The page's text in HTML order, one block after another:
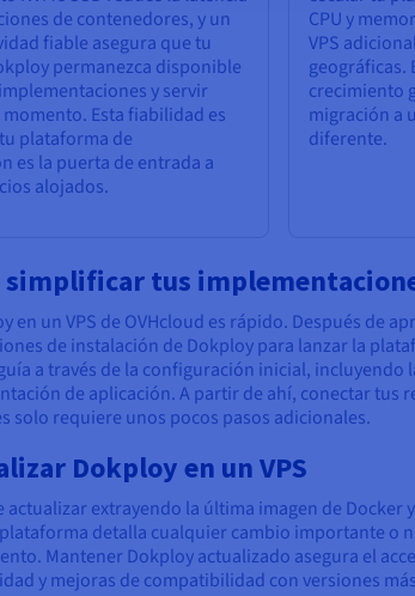
de contenedores, y un
fiable asegura que tu
permanezca disponible
y servir
Esta fiabilidad es
plataforma de
es la puerta de entrada a
alojados.
CPU y
VPS
geográficas.
crecimiento
migración a
diferente.
simplificar tus
en un VPS de OVHcloud es rápido. Después de
de instalación de Dokploy para lanzar la
a través de la configuración inicial, incluyendo
de aplicación. A partir de ahí, conectar tus
solo requiere unos pocos pasos adicionales.
Dokploy en un VPS
actualizar extrayendo la última imagen de Docker
detalla cualquier cambio importante o
Mantener Dokploy actualizado asegura el
y mejoras de compatibilidad con versiones